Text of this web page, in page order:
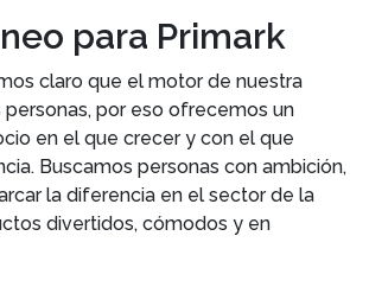
para Primark
claro que el motor de nuestra
personas, por eso ofrecemos un
en el que crecer y con el que
Buscamos personas con ambición,
la diferencia en el sector de la
divertidos, cómodos y en